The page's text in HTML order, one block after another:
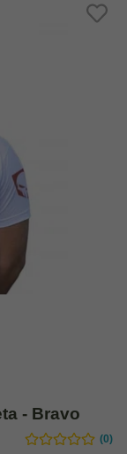
- Bravo
(0)